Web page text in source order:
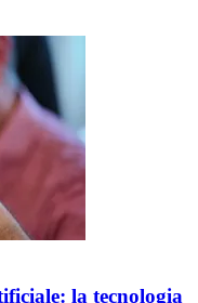
la tecnologia